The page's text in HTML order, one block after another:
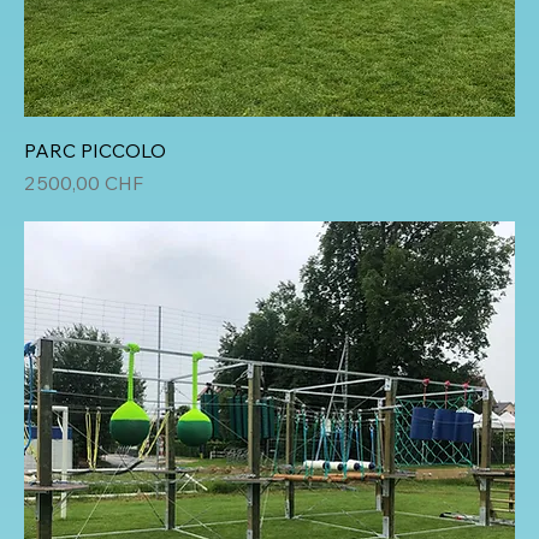
PARC PICCOLO
Prix
2 500,00 CHF